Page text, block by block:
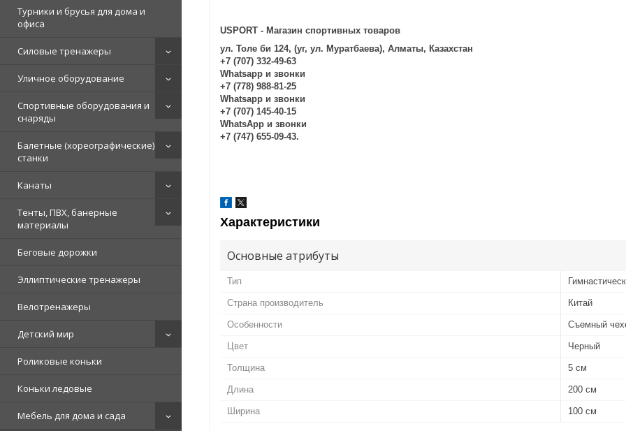
Турники и брусья для дома и
офиса
Силовые тренажеры
Уличное оборудование
Спортивные оборудования и
снаряды
Балетные (хореографические)
станки
Канаты
Тенты, ПВХ, банерные
материалы
Беговые дорожки
Эллиптические тренажеры
Велотренажеры
Детский мир
Роликовые коньки
Коньки ледовые
Мебель для дома и сада
USPORT - Магазин спортивных товаров
ул. Толе би 124, (уг, ул. Муратбаева), Алматы, Казахстан
+7 (707) 332-49-63
Whatsapp и звонки
+7 (778) 988-81-25
Whatsapp и звонки
+7 (707) 145-40-15
WhatsApp и звонки
+7 (747) 655-09-43.
Характеристики
Основные атрибуты
Тип
Страна производитель Китай
Особенности Съемный
Цвет Черный
Толщина 5 см
Длина 200 см
Ширина 100 см